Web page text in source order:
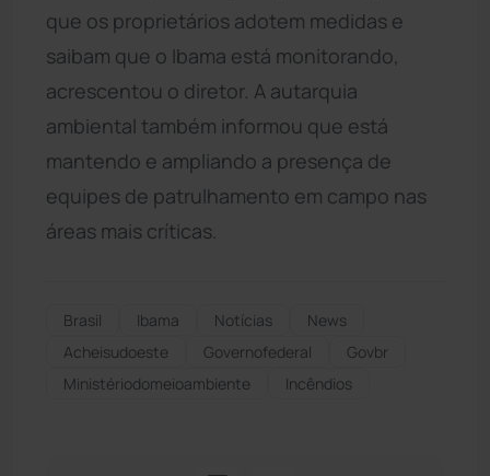
que os proprietários adotem medidas e
saibam que o Ibama está monitorando,
acrescentou o diretor. A autarquia
ambiental também informou que está
mantendo e ampliando a presença de
equipes de patrulhamento em campo nas
áreas mais críticas.
Brasil Ibama Notícias
News
Acheisudoeste
Governofederal
Govbr
Ministériodomeioambiente
Incêndios